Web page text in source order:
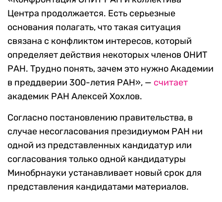
Центра продолжается. Есть серьезные
основания полагать, что такая ситуация
связана с конфликтом интересов, который
определяет действия некоторых членов ОНИТ
РАН. Трудно понять, зачем это нужно Академии
в преддверии 300-летия РАН», — считает
академик РАН Алексей Хохлов.
Согласно постановлению правительства, в
случае несогласования президиумом РАН ни
одной из представленных кандидатур или
согласования только одной кандидатуры
Минобрнауки устанавливает новый срок для
представления кандидатами материалов.